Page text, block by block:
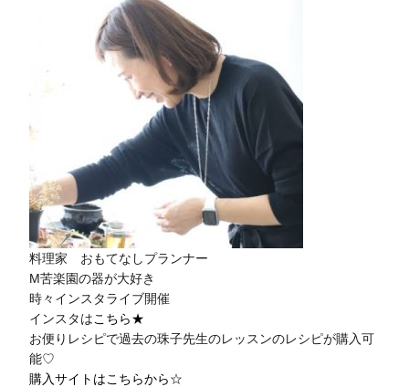
料理家 おもてなしプランナー
M苦楽園の器が⼤好き
時々インスタライブ開催
インスタはこちら★
お便りレシピで過去の珠子先生のレッスンのレシピが購入可
能♡
購入サイトはこちらから☆